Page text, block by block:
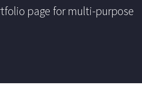
page for multi-purpose